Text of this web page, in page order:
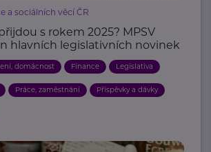
a sociálních věcí ČR
s rokem 2025? MPSV
hlavních legislativních novinek
domácnost Finance Legislativa
Práce, zaměstnání Příspěvky a dávky